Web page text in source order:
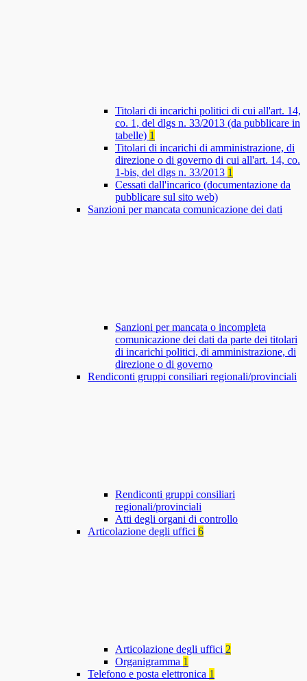
Titolari di incarichi politici di cui all'art. 14,
co. 1, del dlgs n. 33/2013 (da pubblicare in
tabelle) 1
Titolari di incarichi di amministrazione, di
direzione o di governo di cui all'art. 14, co.
1-bis, del dlgs n. 33/2013 1
Cessati dall'incarico (documentazione da
pubblicare sul sito web)
Sanzioni per mancata comunicazione dei dati
Sanzioni per mancata o incompleta
comunicazione dei dati da parte dei titolari
di incarichi politici, di amministrazione, di
direzione o di governo
Rendiconti gruppi consiliari regionali/provinciali
Rendiconti gruppi consiliari
regionali/provinciali
Atti degli organi di controllo
Articolazione degli uffici 6
Articolazione degli uffici 2
Organigramma 1
Telefono e posta elettronica 1